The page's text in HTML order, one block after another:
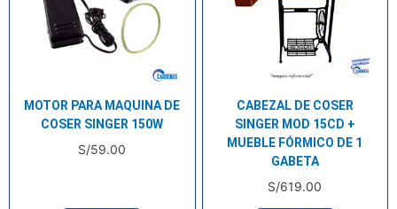
MOTOR PARA MAQUINA DE
COSER SINGER 150W
S/59.00
CABEZAL DE COSER
SINGER MOD 15CD +
MUEBLE FÓRMICO DE 1
GABETA
S/619.00